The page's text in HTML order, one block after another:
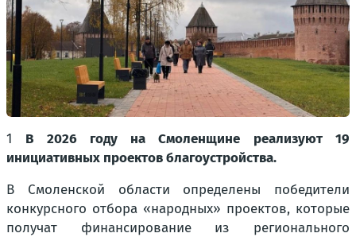
1 В 2026 году на Смоленщине реализуют 19
инициативных проектов благоустройства.
В Смоленской области определены победители
конкурсного отбора «народных» проектов, которые
получат финансирование из регионального